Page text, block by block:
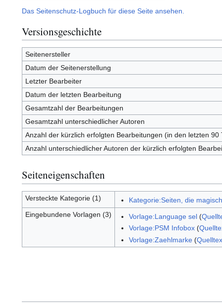
Das Seitenschutz-Logbuch für diese Seite ansehen.
Versionsgeschichte
Seitenersteller
Datum der Seitenerstellung
Letzter Bearbeiter
Datum der letzten Bearbeitung
Gesamtzahl der Bearbeitungen
Gesamtzahl unterschiedlicher Autoren
Anzahl der kürzlich erfolgten Bearbeitungen (in den letzten 90
Anzahl unterschiedlicher Autoren der kürzlich erfolgten
Seiteneigenschaften
Versteckte Kategorie (1)
Kategorie:Seiten, die
Eingebundene Vorlagen (3)
Vorlage:Language sel(
Vorlage:PSM Infobox(
Vorlage:Zaehlmarke(